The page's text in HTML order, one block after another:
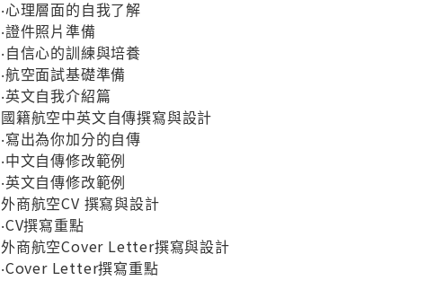
‧心理層面的自我了解
‧證件照片準備
‧自信心的訓練與培養
‧航空面試基礎準備
‧英文自我介紹篇
國籍航空中英文自傳撰寫與設計
‧寫出為你加分的自傳
‧中文自傳修改範例
‧英文自傳修改範例
外商航空CV 撰寫與設計
‧CV撰寫重點
外商航空Cover Letter撰寫與設計
‧Cover Letter撰寫重點